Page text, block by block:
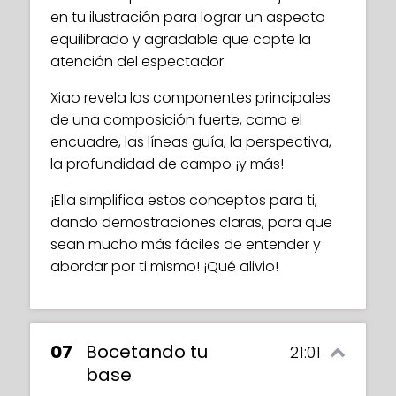
También profundiza en el significado
cultural del color, lo que representan, así
elegir colores para tus ilustraciones y
usarlos con buen gusto.
en tu ilustración para lograr un aspecto
equilibrado y agradable que capte la
atención del espectador.
Xiao revela los componentes principales
de una composición fuerte, como el
encuadre, las líneas guía, la perspectiva,
la profundidad de campo ¡y más!
¡Ella simplifica estos conceptos para ti,
dando demostraciones claras, para que
sean mucho más fáciles de entender y
abordar por ti mismo! ¡Qué alivio!
07
Bocetando tu
base
21:01